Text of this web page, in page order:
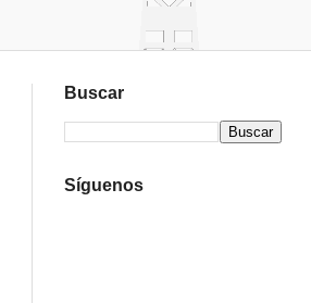
Buscar
Síguenos